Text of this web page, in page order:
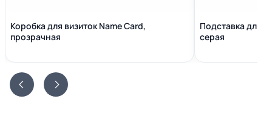
Коробка для визиток Name Сard,
прозрачная
Подставка для
серая